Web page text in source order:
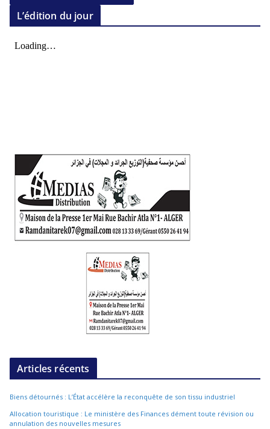
L’édition du jour
Articles récents
Biens détournés : L’État accélère la reconquête de son tissu industriel
Allocation touristique : Le ministère des Finances dément toute révision ou
annulation des nouvelles mesures